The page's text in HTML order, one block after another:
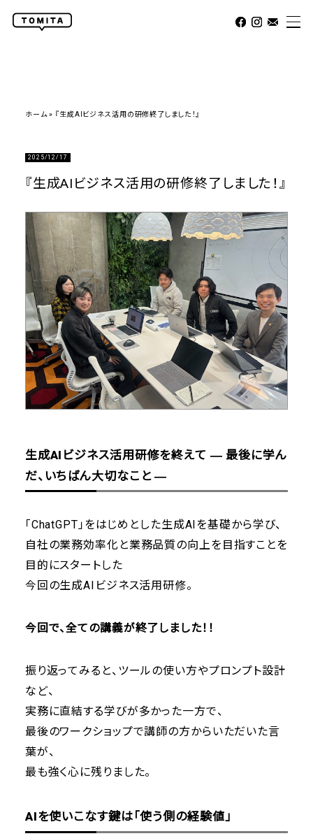
ホーム » 『生成AIビジネス活用の研修終了しました！』
2025/12/17
『生成AIビジネス活用の研修終了しました！』
生成AIビジネス活用研修を終えて ― 最後に学ん
だ、いちばん大切なこと ―
「ChatGPT」をはじめとした生成AIを基礎から学び、
自社の業務効率化と業務品質の向上を目指すことを
目的にスタートした
今回の生成AIビジネス活用研修。
今回で、全ての講義が終了しました！！
振り返ってみると、ツールの使い方やプロンプト設計
など、
実務に直結する学びが多かった一方で、
最後のワークショップで講師の方からいただいた言
葉が、
最も強く心に残りました。
AIを使いこなす鍵は「使う側の経験値」